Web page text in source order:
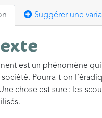
Suggérer une
est un phénomène
Pourra-t-on
chose est sure : les